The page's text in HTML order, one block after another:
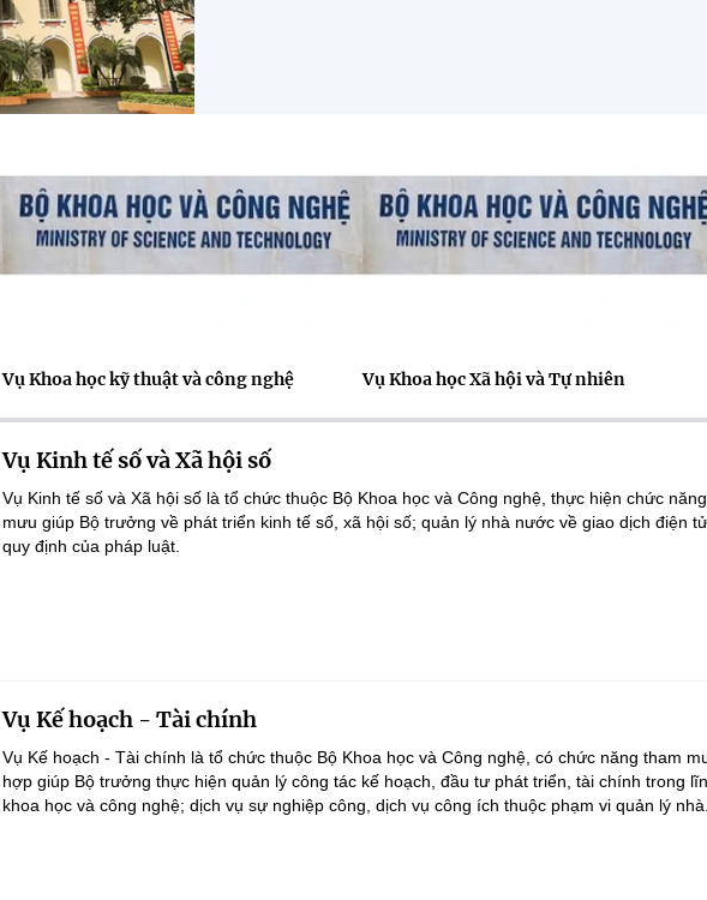
Vụ Khoa học kỹ thuật và công nghệ Vụ Khoa học Xã hội và Tự nhiên
Vụ Kinh tế số và Xã hội số
Vụ Kinh tế số và Xã hội số là tổ chức thuộc Bộ Khoa học và Công nghệ, thực hiện chức
mưu giúp Bộ trưởng về phát triển kinh tế số, xã hội số; quản lý nhà nước về giao dịch điện
quy định của pháp luật.
Vụ Kế hoạch - Tài chính
Vụ Kế hoạch - Tài chính là tổ chức thuộc Bộ Khoa học và Công nghệ, có chức năng tham
hợp giúp Bộ trưởng thực hiện quản lý công tác kế hoạch, đầu tư phát triển, tài chính trong
khoa học và công nghệ; dịch vụ sự nghiệp công, dịch vụ công ích thuộc phạm vi quản lý